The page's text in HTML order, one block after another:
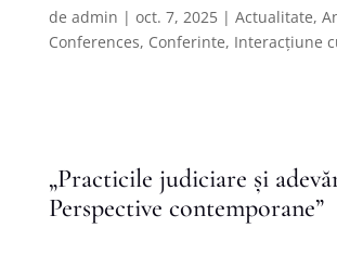
de admin | oct. 7, 2025| Actualitate,
Conferences, Conferinte, Interacțiune
„Practicile judiciare și
Perspective contemporane”